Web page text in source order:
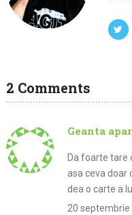
2 Comments
Geanta
Da foarte tare
asa ceva doar
dea o carte a
20 septembrie